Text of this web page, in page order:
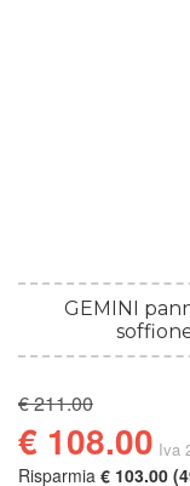
GEMINI
€ 211.00
€ 108.00 Iva
Risparmia € 103.00